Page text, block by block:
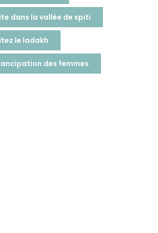
dans la vallée de spiti
le ladakh
des femmes